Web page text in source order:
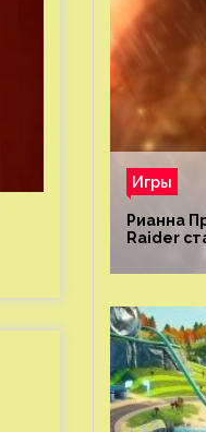
Игры
Рианна
Raider
плане